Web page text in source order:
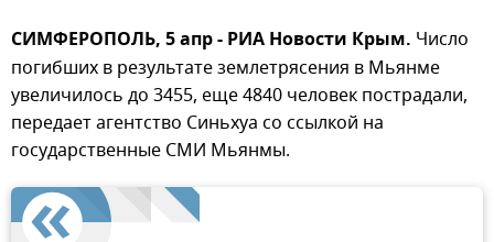
СИМФЕРОПОЛЬ, 5 апр - РИА Новости Крым. Число
погибших в результате землетрясения в Мьянме
увеличилось до 3455, еще 4840 человек пострадали,
передает агентство Синьхуа со ссылкой на
государственные СМИ Мьянмы.